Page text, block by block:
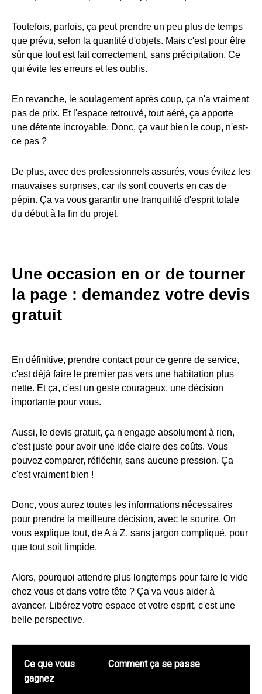
Toutefois, parfois, ça peut prendre un peu plus de temps
que prévu, selon la quantité d'objets. Mais c'est pour être
sûr que tout est fait correctement, sans précipitation. Ce
qui évite les erreurs et les oublis.
En revanche, le soulagement après coup, ça n'a vraiment
pas de prix. Et l'espace retrouvé, tout aéré, ça apporte
une détente incroyable. Donc, ça vaut bien le coup, n'est-
ce pas ?
De plus, avec des professionnels assurés, vous évitez les
mauvaises surprises, car ils sont couverts en cas de
pépin. Ça va vous garantir une tranquilité d'esprit totale
du début à la fin du projet.
Une occasion en or de tourner
la page : demandez votre devis
gratuit
En définitive, prendre contact pour ce genre de service,
c'est déjà faire le premier pas vers une habitation plus
nette. Et ça, c'est un geste courageux, une décision
importante pour vous.
Aussi, le devis gratuit, ça n'engage absolument à rien,
c'est juste pour avoir une idée claire des coûts. Vous
pouvez comparer, réfléchir, sans aucune pression. Ça
c'est vraiment bien !
Donc, vous aurez toutes les informations nécessaires
pour prendre la meilleure décision, avec le sourire. On
vous explique tout, de A à Z, sans jargon compliqué, pour
que tout soit limpide.
Alors, pourquoi attendre plus longtemps pour faire le vide
chez vous et dans votre tête ? Ça va vous aider à
avancer. Libérez votre espace et votre esprit, c'est une
belle perspective.
Ce que vous
gagnez
Comment ça se passe